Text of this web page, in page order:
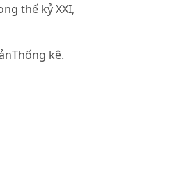
thế kỷ XXI,
kê.